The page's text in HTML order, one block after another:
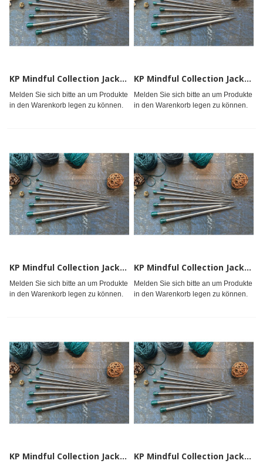
KP Mindful Collection Jackenstricknadeln 25cm 3.00mm
Melden Sie sich bitte an um Produkte
in den Warenkorb legen zu können.
KP Mindful Collection Jackenstricknadeln 25cm 3.25mm
Melden Sie sich bitte an um Produkte
in den Warenkorb legen zu können.
KP Mindful Collection Jackenstricknadeln 25cm 3.50mm
Melden Sie sich bitte an um Produkte
in den Warenkorb legen zu können.
KP Mindful Collection Jackenstricknadeln 25cm 3.75mm
Melden Sie sich bitte an um Produkte
in den Warenkorb legen zu können.
KP Mindful Collection Jackenstricknadeln 25cm 4.00mm KP Mindful Collection Jackenstricknadeln 25cm 4.50mm